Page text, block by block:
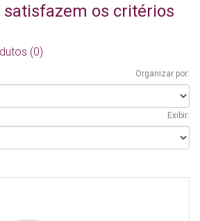
satisfazem os critérios
(0)
Organizar por:
Exibir: